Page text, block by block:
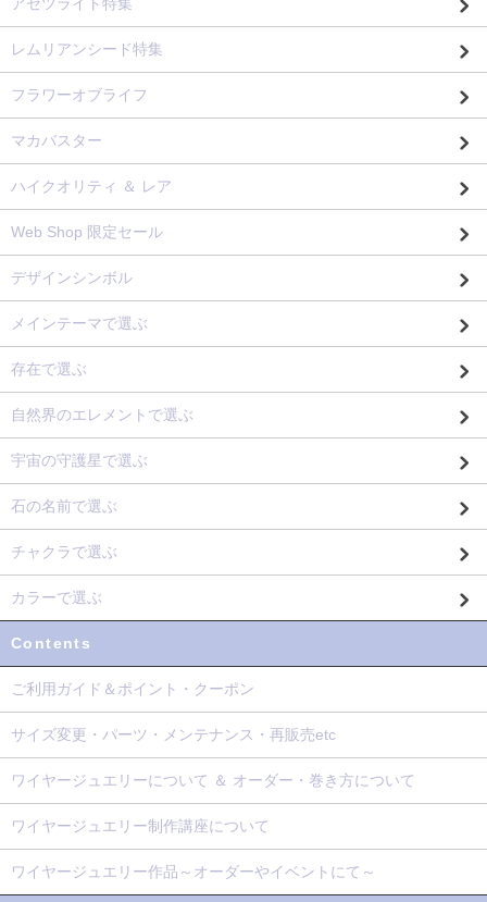
レムリアンシード特集
フラワーオブライフ
マカバスター
ハイクオリティ ＆ レア
Web Shop 限定セール
デザインシンボル
メインテーマで選ぶ
存在で選ぶ
自然界のエレメントで選ぶ
宇宙の守護星で選ぶ
石の名前で選ぶ
チャクラで選ぶ
カラーで選ぶ
Contents
ご利用ガイド＆ポイント・クーポン
サイズ変更・パーツ・メンテナンス・再販売etc
ワイヤージュエリーについて ＆ オーダー・巻き方について
ワイヤージュエリー制作講座について
ワイヤージュエリー作品～オーダーやイベントにて～